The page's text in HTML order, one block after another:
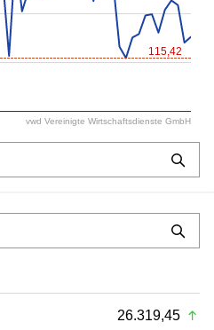
115,42
vwd Vereinigte Wirtschaftsdienste GmbH
26.319,45